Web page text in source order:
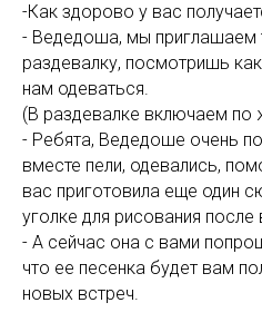
-Как здорово у вас
- Ведедоша, мы приглашаем
раздевалку, посмотришь
нам одеваться.
(В раздевалке включаем
- Ребята, Ведедоше очень
вместе пели, одевались,
вас приготовила еще один
уголке для рисования
- А сейчас она с вами
что ее песенка будет вам
новых встреч.